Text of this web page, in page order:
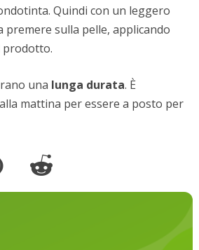
Quindi con un leggero
premere sulla pelle, applicando
una lunga durata. È
mattina per essere a posto per